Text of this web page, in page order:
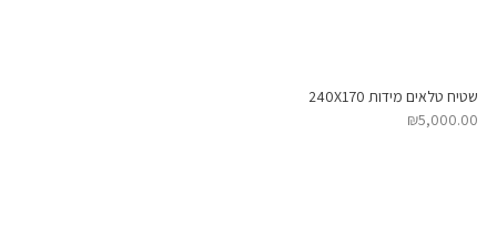
שטיח טלאים מידות 240X170
₪5,000.00